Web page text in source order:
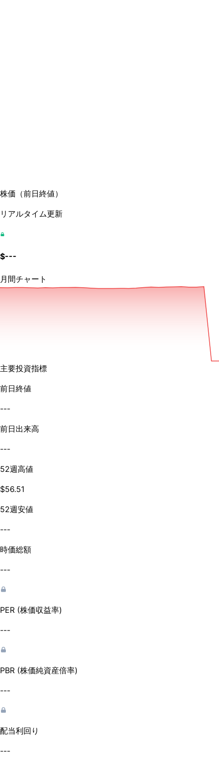
株価 （前日終値）
リアルタイム更新
$---
月間チャート
主要投資指標
前日終値
---
前日出来高
---
52週高値
$56.51
52週安値
---
時価総額
---
PER (株価収益率)
---
PBR (株価純資産倍率)
---
配当利回り
---